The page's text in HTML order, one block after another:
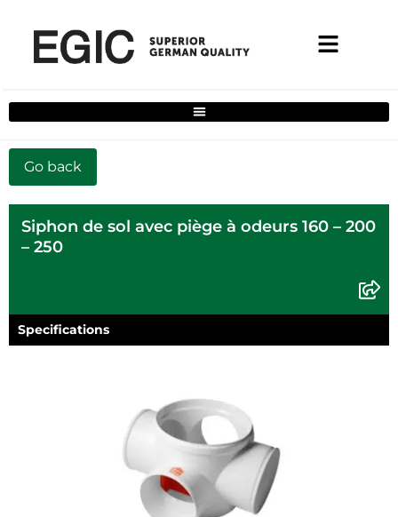
Filtre de solutions complètes pour la maison
Siphon de sol avec piège à odeurs 160 – 200
– 250
Specifications